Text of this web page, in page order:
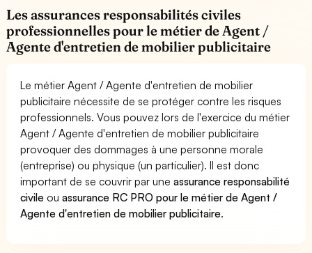
Les assurances responsabilités civiles
professionnelles pour le métier de Agent /
Agente d'entretien de mobilier publicitaire
Le métier Agent / Agente d'entretien de mobilier
publicitaire nécessite de se protéger contre les risques
professionnels. Vous pouvez lors de l'exercice du métier
Agent / Agente d'entretien de mobilier publicitaire
provoquer des dommages à une personne morale
(entreprise) ou physique (un particulier). Il est donc
important de se couvrir par uneassurance responsabilité
civile ouassurance RC PRO pour le métier de Agent /
Agente d'entretien de mobilier publicitaire.